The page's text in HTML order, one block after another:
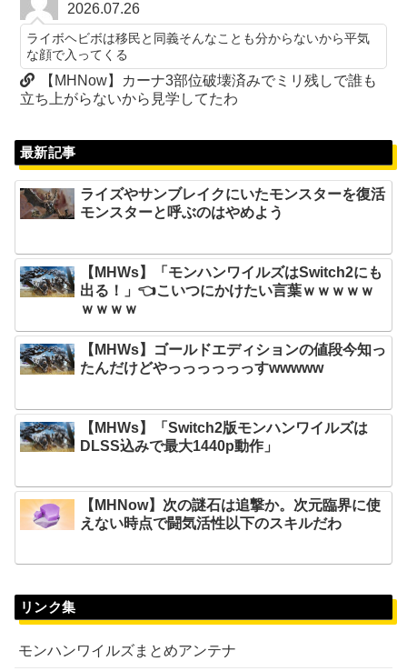
2026.07.26
ライボヘビボは移民と同義そんなことも分からないから平気
な顔で入ってくる
【MHNow】カーナ3部位破壊済みでミリ残しで誰も
立ち上がらないから見学してたわ
最新記事
ライズやサンブレイクにいたモンスターを復活
モンスターと呼ぶのはやめよう
【MHWs】「モンハンワイルズはSwitch2にも
出る！」👈こいつにかけたい言葉ｗｗｗｗｗ
ｗｗｗｗ
【MHWs】ゴールドエディションの値段今知っ
たんだけどやっっっっっっすwwwww
【MHWs】「Switch2版モンハンワイルズは
DLSS込みで最大1440p動作」
【MHNow】次の謎石は追撃か。次元臨界に使
えない時点で闘気活性以下のスキルだわ
リンク集
モンハンワイルズまとめアンテナ